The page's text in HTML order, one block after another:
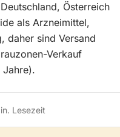
Österreich
als Arzneimittel,
daher sind Versand
Verkauf
Lesezeit